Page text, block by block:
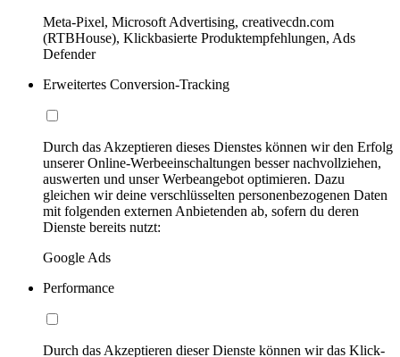
Meta-Pixel, Microsoft Advertising, creativecdn.com
(RTBHouse), Klickbasierte Produktempfehlungen, Ads
Defender
Erweitertes Conversion-Tracking
Durch das Akzeptieren dieses Dienstes können wir den Erfolg
unserer Online-Werbeeinschaltungen besser nachvollziehen,
auswerten und unser Werbeangebot optimieren. Dazu
gleichen wir deine verschlüsselten personenbezogenen Daten
mit folgenden externen Anbietenden ab, sofern du deren
Dienste bereits nutzt:
Google Ads
Performance
Durch das Akzeptieren dieser Dienste können wir das Klick-